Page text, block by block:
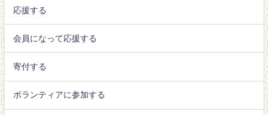
応援する
会員になって応援する
寄付する
ボランティアに参加する